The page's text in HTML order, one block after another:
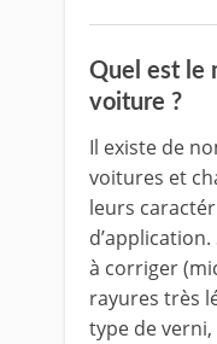
Quel est le
voiture ?
Il existe de
voitures et
leurs
à corriger
rayures très
type de